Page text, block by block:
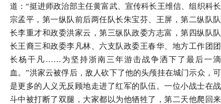
道：“挺进师政治部主任黄富武、宣传科长王维信、组织科长
宗孟平，第一纵队前后两任队长朱宝芬、王屏，第二纵队队
长李重才和政委洪家云，第三纵队政委方志富，第四纵队队
长王裔三和政委李凡林、六支队政委王春华、地方工作团团
长杨干凡……为坚持浙南三年游击战争洒下了最后一滴
血。”洪家云被俘后，敌人砍下了他的头颅挂在城门示众，可
是更多的人义无反顾地走进了红军的队伍。一位小战士在战
斗中被打断了双腿，大家都以为他牺牲了，第二天他爬回来